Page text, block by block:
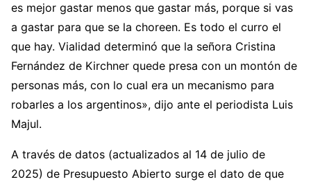
es mejor gastar menos que gastar más, porque si vas
a gastar para que se la choreen. Es todo el curro el
que hay. Vialidad determinó que la señora Cristina
Fernández de Kirchner quede presa con un montón de
personas más, con lo cual era un mecanismo para
robarles a los argentinos», dijo ante el periodista Luis
Majul.
A través de datos (actualizados al 14 de julio de
2025) de Presupuesto Abierto surge el dato de que